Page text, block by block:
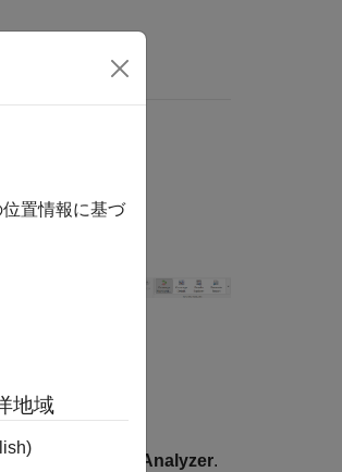
, select Coverage Analyzer.
置情報に基づ
地域